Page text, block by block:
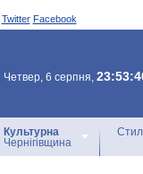
Twitter Facebook
Четвер, 6 серпня,
Культурна
Чернігівщина